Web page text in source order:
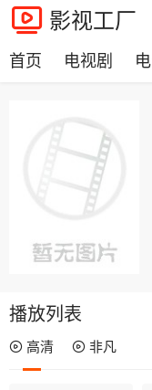
影视工厂
首页 电视剧
播放列表
高清 非凡